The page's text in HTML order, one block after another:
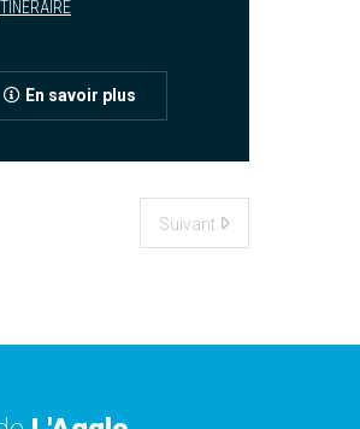
ITINÉRAIRE
En savoir plus
Suivant